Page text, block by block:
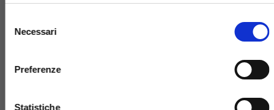
delNecessari
Preferenze
Statistiche